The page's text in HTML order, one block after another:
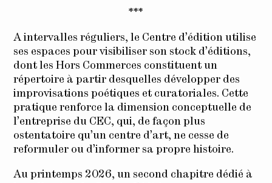
***
A intervalles réguliers, le Centre d’édition utilise
ses espaces pour visibiliser son stock d’éditions,
dont les Hors Commerces constituent un
répertoire à partir desquelles développer des
improvisations poétiques et curatoriales. Cette
pratique renforce la dimension conceptuelle de
l’entreprise du CEC, qui, de façon plus
ostentatoire qu’un centre d’art, ne cesse de
reformuler ou d’informer sa propre histoire.
Au printemps 2026, un second chapitre dédié à